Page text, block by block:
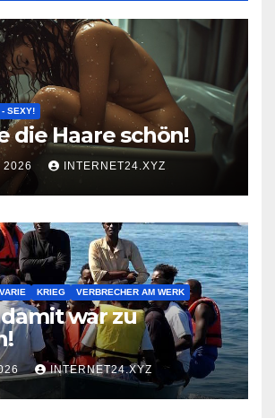
- SEXY!
die Haare schön!
2026 INTERNET24.XYZ
KRIEG VERBRECHER AM WERK
war zu
INTERNET24.XYZ